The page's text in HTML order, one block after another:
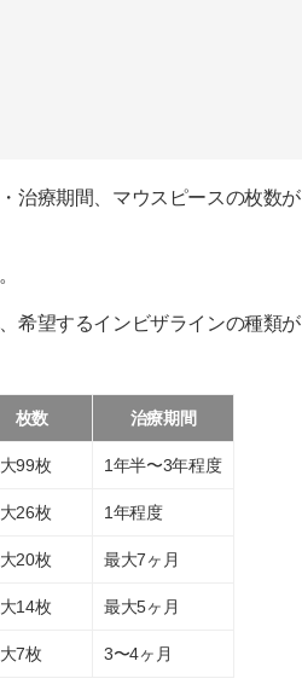
治療期間、マウスピースの枚数が
希望するインビザラインの種類が
枚数 治療期間
99枚 1年半〜3年程度
26枚 1年程度
20枚 最大7ヶ月
14枚 最大5ヶ月
7枚 3〜4ヶ月